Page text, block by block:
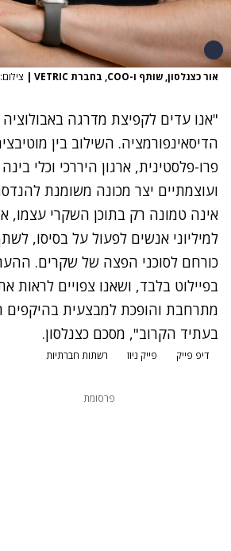
אור כצנלסון, שותף ו-COO, בחברת VETRIC |
"אנו עדים לקפיצת מדרגה
הדיסאינפורמציה. השילוב בין
פרו-פלסטינית, ארגון היררכי וכלי
ועוצמתיים יצר מכונה משומנת
אינה טמונה רק בתוכן השקרי עצמו,
למיליוני אנשים לפעול על בסיסו,
כורחם לסוכני הפצה של שקרים.
בפיילוט בלבד, ושאנו צפויים לראות
מתרחבת והופכת למבצעית בהיקפים
בעתיד הקרוב", מסכם כצנלסון.
דיפ פייק פייק ניוז רשתות חברתיות
פרסומת